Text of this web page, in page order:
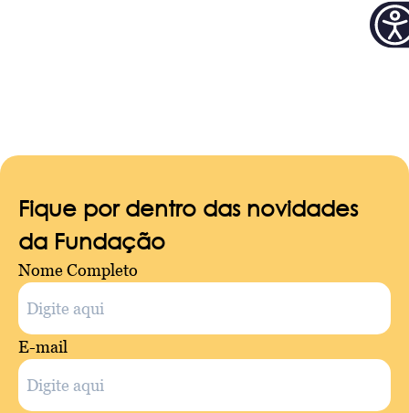
Fique por dentro das novidades
da Fundação
Nome Completo
E-mail